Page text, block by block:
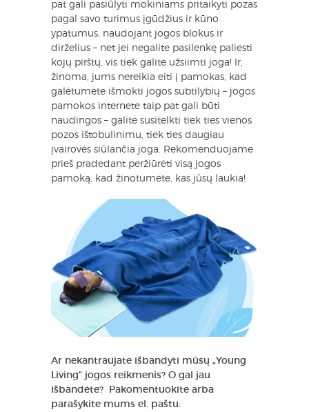
pat gali pasiūlyti mokiniams pritaikyti pozas
pagal savo turimus įgūdžius ir kūno
ypatumus, naudojant jogos blokus ir
dirželius – net jei negalite pasilenkę paliesti
kojų pirštų, vis tiek galite užsiimti joga! Ir,
žinoma, jums nereikia eiti į pamokas, kad
galėtumėte išmokti jogos subtilybių – jogos
pamokos internete taip pat gali būti
naudingos – galite susitelkti tiek ties vienos
pozos ištobulinimu, tiek ties daugiau
įvairovės siūlančia joga. Rekomenduojame
prieš pradedant peržiūrėti visą jogos
pamoką, kad žinotumėte, kas jūsų laukia!
Ar nekantraujate išbandyti mūsų „Young
Living“ jogos reikmenis? O gal jau
išbandėte? Pakomentuokite arba
parašykite mums el. paštu: